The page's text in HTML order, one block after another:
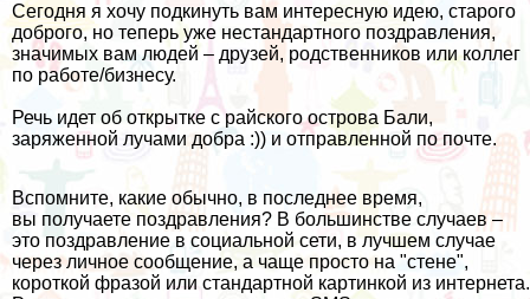
Сегодня я хочу подкинуть вам интересную идею, старого
доброго, но теперь уже нестандартного поздравления,
значимых вам людей – друзей, родственников или коллег
по работе/бизнесу.
Речь идет об открытке с райского острова Бали,
заряженной лучами добра :)) и отправленной по почте.
Вспомните, какие обычно, в последнее время,
вы получаете поздравления? В большинстве случаев –
это поздравление в социальной сети, в лучшем случае
через личное сообщение, а чаще просто на "стене",
короткой фразой или стандартной картинкой из интернета.